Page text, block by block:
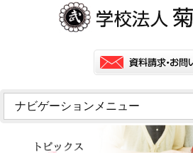
ナビゲーションメニュー